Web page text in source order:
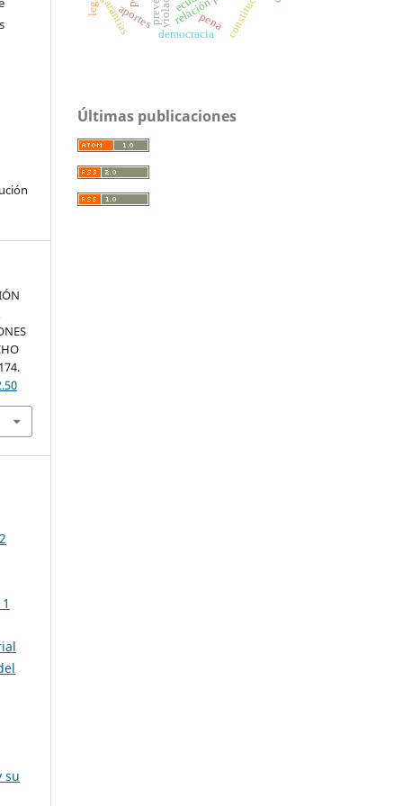
su
aportes
democracia
pena
garantías
Últimas publicaciones